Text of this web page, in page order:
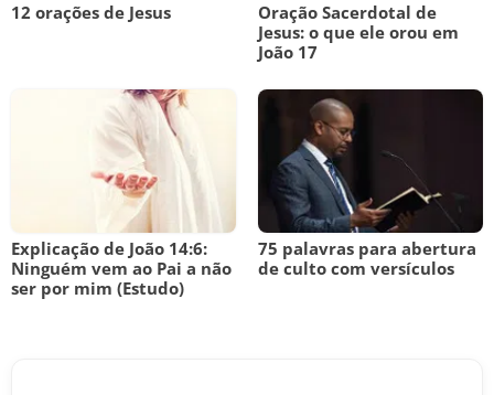
12 orações de Jesus
Oração Sacerdotal de
Jesus: o que ele orou em
João 17
Explicação de João 14:6:
Ninguém vem ao Pai a não
ser por mim (Estudo)
75 palavras para abertura
de culto com versículos